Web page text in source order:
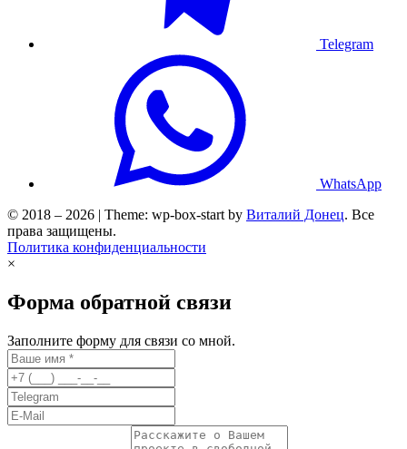
Telegram
WhatsApp
© 2018 – 2026 | Theme: wp-box-start by Виталий Донец. Все
права защищены.
Политика конфиденциальности
×
Форма обратной связи
Заполните форму для связи со мной.